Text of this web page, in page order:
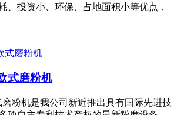
、投资小、环保、占地面积小等优点，
式磨粉机
粉机是我公司新近推出具有国际先进技